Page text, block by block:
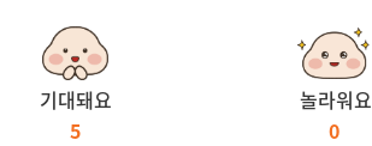
기대돼요
5
놀라워요
0